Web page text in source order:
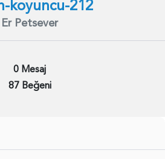
koyuncu-212
Er Petsever
0 Mesaj
87 Beğeni